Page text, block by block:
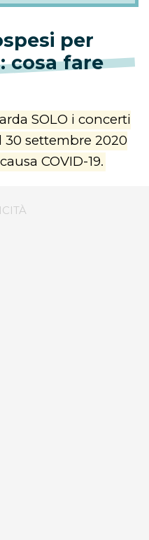
per
cosa fare
SOLO i concerti
30 settembre 2020
COVID-19.